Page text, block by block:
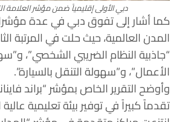
دبي الأولى إقليمياً ضمن مؤشر العلامة
كما أشار إلى تفوق دبي في عدة
المدن العالمية، حيث حلت في المرتبة
“جاذبية النظام الضريبي الشخصي”،
الأعمال”، و”سهولة التنقل بالسيارة”.
وأوضح التقرير الخاص بمؤشر “براند
تقدماً كبيراً في توفير بيئة تعليمية